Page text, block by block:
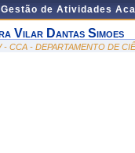
de Atividades
Vilar Dantas Simoes
- CCA - DEPARTAMENTO DE